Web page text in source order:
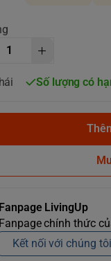
Số lượng có
LivingUp
chính thức
Kết nối với chúng tôi